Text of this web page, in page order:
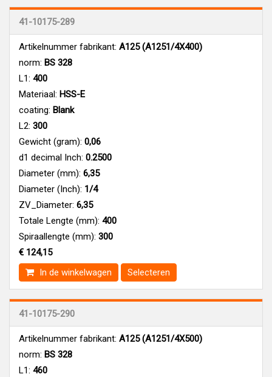
41-10175-289
Artikelnummer fabrikant: A125 (A1251/4X400)
norm: BS 328
L1: 400
Materiaal: HSS-E
coating: Blank
L2: 300
Gewicht (gram): 0,06
d1 decimal Inch: 0.2500
Diameter (mm): 6,35
Diameter (Inch): 1/4
ZV_Diameter: 6,35
Totale Lengte (mm): 400
Spiraallengte (mm): 300
€ 124,15
In de winkelwagen
Selecteren
41-10175-290
Artikelnummer fabrikant: A125 (A1251/4X500)
norm: BS 328
L1: 460